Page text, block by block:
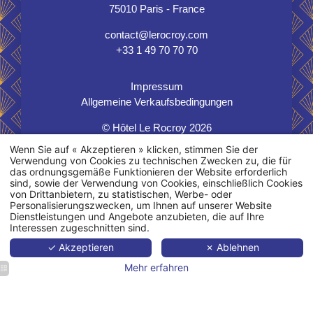
75010 Paris - France
contact@lerocroy.com
+33 1 49 70 70 70
Impressum
Allgemeine Verkaufsbedingungen
© Hôtel Le Rocroy 2026
H.api
powered by MMCréation.com
Wenn Sie auf « Akzeptieren » klicken, stimmen Sie der
Verwendung von Cookies zu technischen Zwecken zu, die für
das ordnungsgemäße Funktionieren der Website erforderlich
sind, sowie der Verwendung von Cookies, einschließlich Cookies
von Drittanbietern, zu statistischen, Werbe- oder
Personalisierungszwecken, um Ihnen auf unserer Website
Dienstleistungen und Angebote anzubieten, die auf Ihre
Interessen zugeschnitten sind.
✓ Akzeptieren
✗ Ablehnen
Mehr erfahren